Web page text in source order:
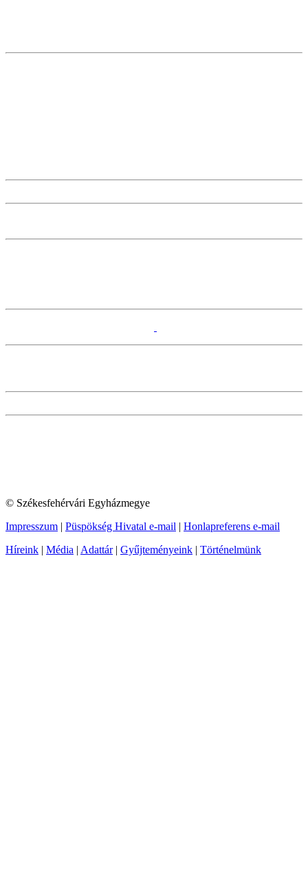
© Székesfehérvári Egyházmegye
Impresszum | Püspökség Hivatal e-mail | Honlapreferens e-mail
Híreink | Média | Adattár| Gyűjteményeink | Történelmünk